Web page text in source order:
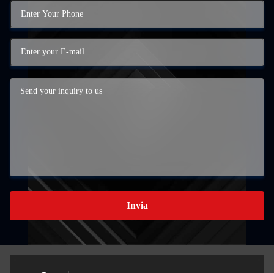
Invia